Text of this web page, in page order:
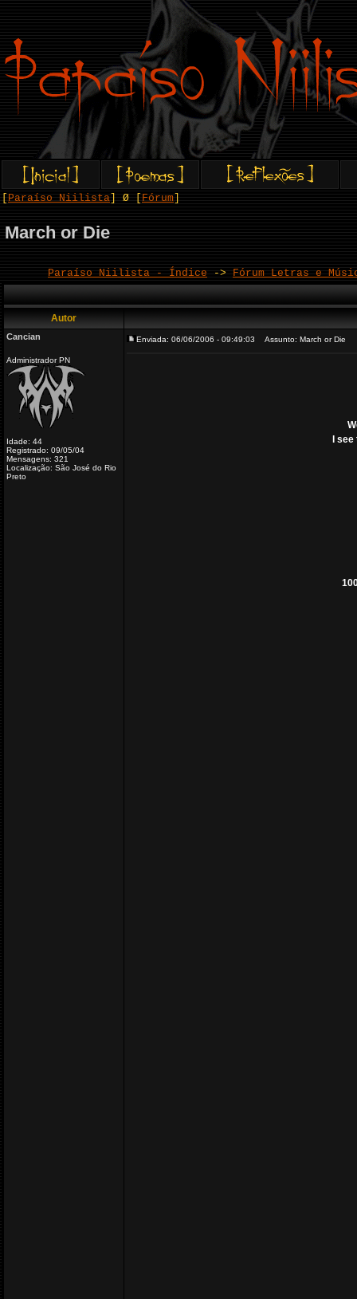
Paraíso Niilista ] Ø [ Fórum
March or Die
Paraíso Niilista - Índice -> Fórum Letras e
Autor
Cancian
Administrador PN
Idade: 44
Registrado: 09/05/04
Mensagens: 321
Localização: São José do Rio
Preto
Enviada: 06/06/2006 - 09:49:03 Assunto: March or Die
I